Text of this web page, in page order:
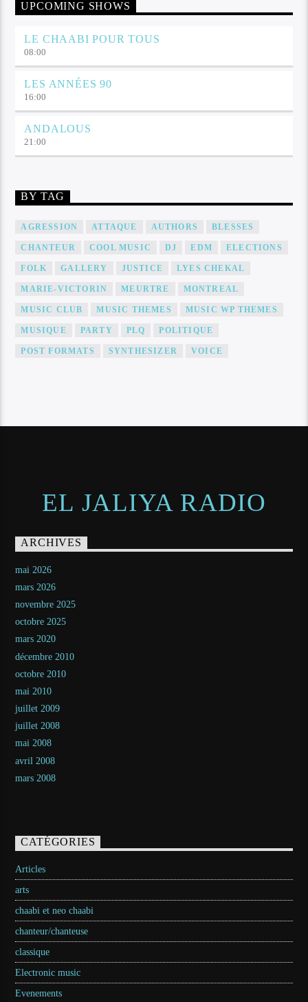
UPCOMING SHOWS
LE CHAABI POUR TOUS
08:00
LES ANNÉES 90
16:00
ANDALOUS
21:00
BY TAG
AGRESSION ATTAQUE AUTHORS BLESSES
CHANTEUR COOL MUSIC DJ EDM ELECTIONS
FOLK GALLERY JUSTICE LYES CHEKAL
MARIE-VICTORIN MEURTRE MONTREAL
MUSIC CLUB MUSIC THEMES MUSIC WP THEMES
MUSIQUE PARTY PLQ POLITIQUE
POST FORMATS SYNTHESIZER VOICE
EL JALIYA RADIO
ARCHIVES
mai 2026
mars 2026
novembre 2025
octobre 2025
mars 2020
décembre 2010
octobre 2010
mai 2010
juillet 2009
juillet 2008
mai 2008
avril 2008
mars 2008
CATÉGORIES
Articles
arts
chaabi et neo chaabi
chanteur/chanteuse
classique
Electronic music
Evenements